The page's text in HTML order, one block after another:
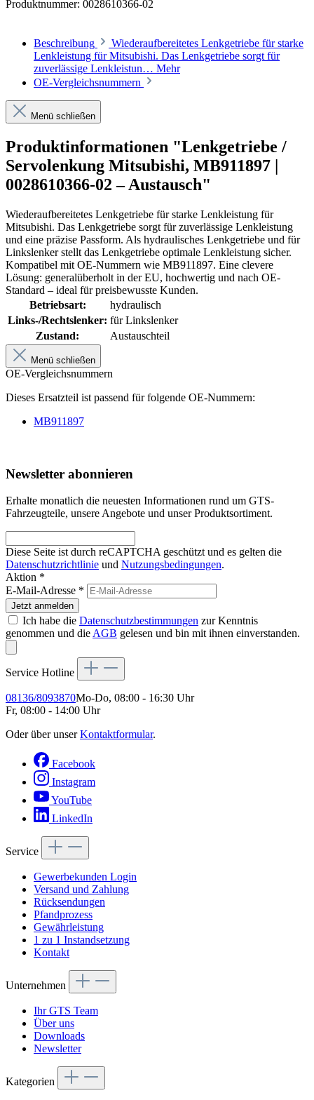
Produktnummer: 0028610366-02
Beschreibung
Wiederaufbereitetes Lenkgetriebe für starke
Lenkleistung für Mitsubishi. Das Lenkgetriebe sorgt für
zuverlässige Lenkleistun… Mehr
OE-Vergleichsnummern
Menü schließen
Produktinformationen "Lenkgetriebe /
Servolenkung Mitsubishi, MB911897 |
0028610366-02 – Austausch"
Wiederaufbereitetes Lenkgetriebe für starke Lenkleistung für
Mitsubishi. Das Lenkgetriebe sorgt für zuverlässige Lenkleistung
und eine präzise Passform. Als hydraulisches Lenkgetriebe und für
Linkslenker stellt das Lenkgetriebe optimale Lenkleistung sicher.
Kompatibel mit OE-Nummern wie MB911897. Eine clevere
Lösung: generalüberholt in der EU, hochwertig und nach OE-
Standard – ideal für preisbewusste Kunden.
Betriebsart:
hydraulisch
Links-/Rechtslenker: für Linkslenker
Zustand:
Austauschteil
Menü schließen
OE-Vergleichsnummern
Dieses Ersatzteil ist passend für folgende OE-Nummern:
MB911897
Newsletter abonnieren
Erhalte monatlich die neuesten Informationen rund um GTS-
Fahrzeugteile, unsere Angebote und unser Produktsortiment.
Diese Seite ist durch reCAPTCHA geschützt und es gelten die
Datenschutzrichtlinie und Nutzungsbedingungen.
Aktion *
E-Mail-Adresse *
Jetzt anmelden
Ich habe die Datenschutzbestimmungen zur Kenntnis
genommen und die AGB gelesen und bin mit ihnen einverstanden.
Service Hotline
08136/8093870Mo-Do, 08:00 - 16:30 Uhr
Fr, 08:00 - 14:00 Uhr
Oder über unserKontaktformular.
Facebook
Instagram
YouTube
LinkedIn
Service
Gewerbekunden Login
Versand und Zahlung
Rücksendungen
Pfandprozess
Gewährleistung
1 zu 1 Instandsetzung
Kontakt
Unternehmen
Ihr GTS Team
Über uns
Downloads
Newsletter
Kategorien